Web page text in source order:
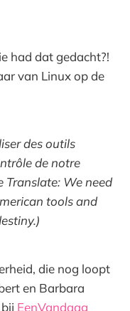
had dat gedacht?!
van Linux op de
des outils
de notre
Translate: We need
tools and
die nog loopt
en Barbara
EenVandaag